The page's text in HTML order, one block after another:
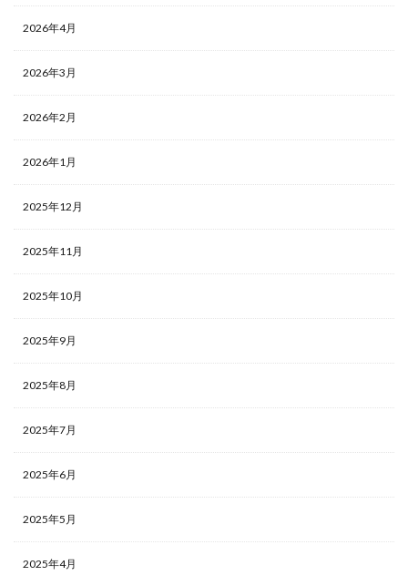
2026年4月
2026年3月
2026年2月
2026年1月
2025年12月
2025年11月
2025年10月
2025年9月
2025年8月
2025年7月
2025年6月
2025年5月
2025年4月